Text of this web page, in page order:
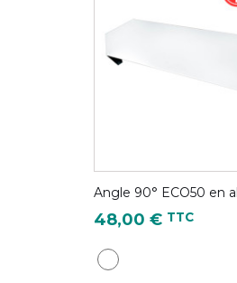
Angle 90° ECO50 en
Prix
48,00 € TTC
Blanc pur - RAL 9010